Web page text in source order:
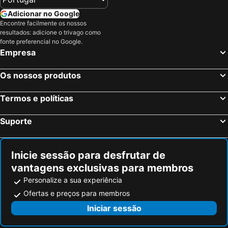
Mandarin Oriental, Taipei
Say Love Hotel
Apause Inn
Hotel Puri Taipei Station Branch
Hotel Papa Whale
Beauty Hotels Taipei - Hotel Bchic
CHECK inn New Taipei LuZhou
???? Humble Boutique Hotel
York Design Hotel
Morwing Hotel Fairytale
CityInn Hotel Plus - Ximending Branch
The Tango Taipei ChangAn
Capella Taipei
Hotel Sense
Cozy Home
Taipei Botanical Garden
Longshan Temple
Taipei Bridge MRT Station
Shengxing Station
Qingjing Farm
Yamay Recreation World Lihpaoland
Luodong Night Market
Hualien Tienhsiang
Miramar Cinemas
Adicionar no Google
Encontre facilmente os nossos
resultados: adicione o trivago como
fonte preferencial no Google.
Empresa
Os nossos produtos
Termos e políticas
Suporte
Inicie sessão para desfrutar de
vantagens exclusivas para membros
Personalize a sua experiência
Ofertas e preços para membros
Iniciar sessão